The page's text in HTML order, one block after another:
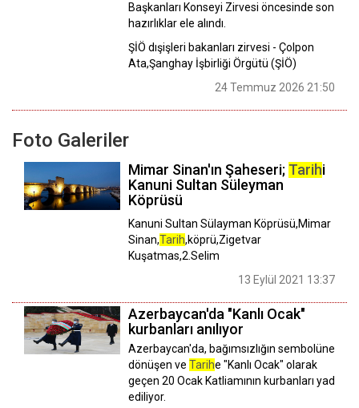
Başkanları Konseyi Zirvesi öncesinde son
hazırlıklar ele alındı.
ŞİÖ dışişleri bakanları zirvesi - Çolpon
Ata,Şanghay İşbirliği Örgütü (ŞİÖ)
24 Temmuz 2026 21:50
Foto Galeriler
Mimar Sinan'ın Şaheseri; Tarihi
Kanuni Sultan Süleyman
Köprüsü
Kanuni Sultan Sülayman Köprüsü,Mimar
Sinan,Tarih,köprü,Zigetvar
Kuşatmas,2.Selim
13 Eylül 2021 13:37
Azerbaycan'da "Kanlı Ocak"
kurbanları anılıyor
Azerbaycan'da, bağımsızlığın sembolüne
dönüşen ve Tarihe "Kanlı Ocak" olarak
geçen 20 Ocak Katliamının kurbanları yad
ediliyor.